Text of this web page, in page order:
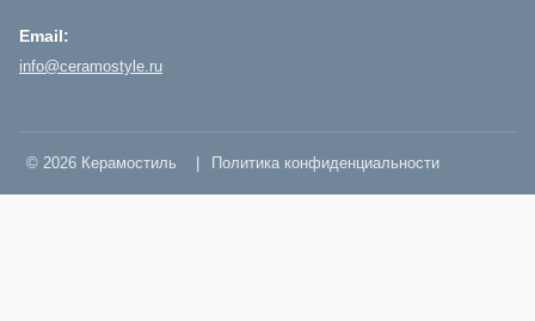
Email:
info@ceramostyle.ru
© 2026 Керамостиль | Политика конфиденциальности